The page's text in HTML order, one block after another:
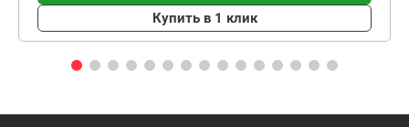
Купить в 1 клик